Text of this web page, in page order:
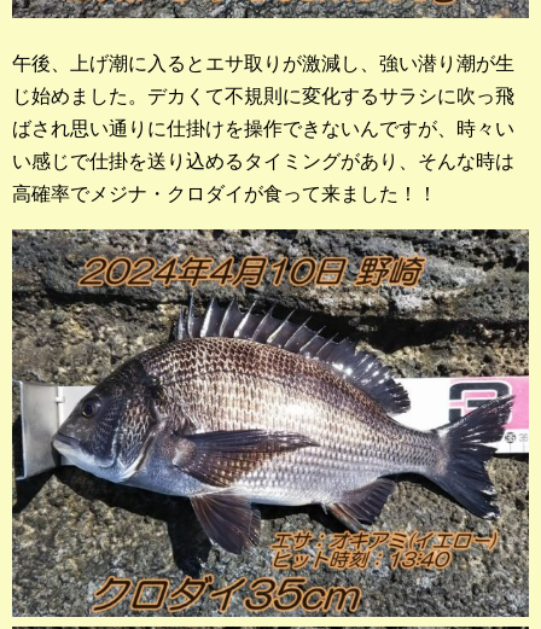
午後、上げ潮に入るとエサ取りが激減し、強い潜り潮が生
じ始めました。デカくて不規則に変化するサラシに吹っ飛
ばされ思い通りに仕掛けを操作できないんですが、時々い
い感じで仕掛を送り込めるタイミングがあり、そんな時は
高確率でメジナ・クロダイが食って来ました！！